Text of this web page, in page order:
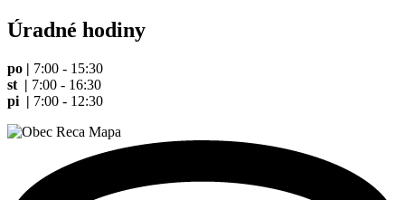
Úradné hodiny
po | 7:00 - 15:30
st | 7:00 - 16:30
pi | 7:00 - 12:30